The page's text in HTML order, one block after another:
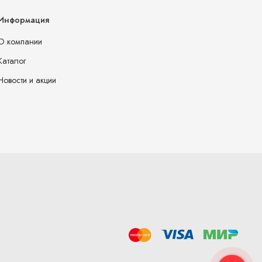
компании
и акции